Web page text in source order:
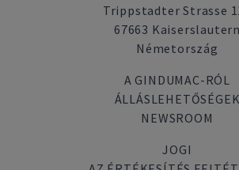
Trippstadter Strasse
67663 Kaiserslautern
Németország
A GINDUMAC-RÓL
ÁLLÁSLEHETŐSÉGEK
NEWSROOM
JOGI